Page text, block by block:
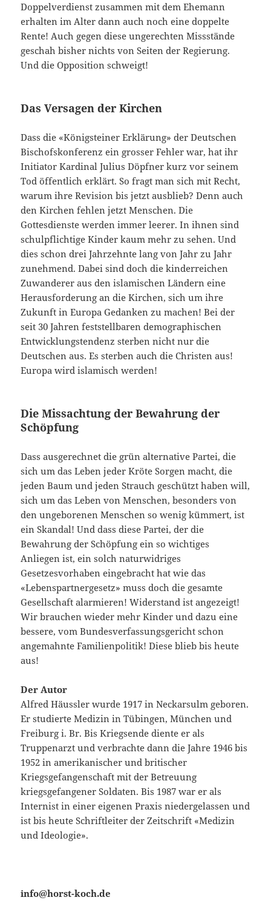
Doppelverdienst zusammen mit dem Ehemann
erhalten im Alter dann auch noch eine doppelte
Rente! Auch gegen diese ungerechten Missstände
geschah bisher nichts von Seiten der Regierung.
Und die Opposition schweigt!
Das Versagen der Kirchen
Dass die «Königsteiner Erklärung» der Deutschen
Bischofskonferenz ein grosser Fehler war, hat ihr
Initiator Kardinal Julius Döpfner kurz vor seinem
Tod öffentlich erklärt. So fragt man sich mit Recht,
warum ihre Revision bis jetzt ausblieb? Denn auch
den Kirchen fehlen jetzt Menschen. Die
Gottesdienste werden immer leerer. In ihnen sind
schulpflichtige Kinder kaum mehr zu sehen. Und
dies schon drei Jahrzehnte lang von Jahr zu Jahr
zunehmend. Dabei sind doch die kinderreichen
Zuwanderer aus den islamischen Ländern eine
Herausforderung an die Kirchen, sich um ihre
Zukunft in Europa Gedanken zu machen! Bei der
seit 30 Jahren feststellbaren demographischen
Entwicklungstendenz sterben nicht nur die
Deutschen aus. Es sterben auch die Christen aus!
Europa wird islamisch werden!
Die Missachtung der Bewahrung der
Schöpfung
Dass ausgerechnet die grün alternative Partei, die
sich um das Leben jeder Kröte Sorgen macht, die
jeden Baum und jeden Strauch geschützt haben will,
sich um das Leben von Menschen, besonders von
den ungeborenen Menschen so wenig kümmert, ist
ein Skandal! Und dass diese Partei, der die
Bewahrung der Schöpfung ein so wichtiges
Anliegen ist, ein solch naturwidriges
Gesetzesvorhaben eingebracht hat wie das
«Lebenspartnergesetz» muss doch die gesamte
Gesellschaft alarmieren! Widerstand ist angezeigt!
Wir brauchen wieder mehr Kinder und dazu eine
bessere, vom Bundesverfassungsgericht schon
angemahnte Familienpolitik! Diese blieb bis heute
aus!
Der Autor
Alfred Häussler wurde 1917 in Neckarsulm geboren.
Er studierte Medizin in Tübingen, München und
Freiburg i. Br. Bis Kriegsende diente er als
Truppenarzt und verbrachte dann die Jahre 1946 bis
1952 in amerikanischer und britischer
Kriegsgefangenschaft mit der Betreuung
kriegsgefangener Soldaten. Bis 1987 war er als
Internist in einer eigenen Praxis niedergelassen und
ist bis heute Schriftleiter der Zeitschrift «Medizin
und Ideologie».
info@horst-koch.de